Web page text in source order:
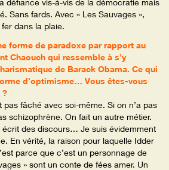
Sans fards. Avec « Les Sauvages »,
dans la plaie.
forme de paradoxe par rapport au
Chaouch qui ressemble à s’y
de Barack Obama. Ce qui
d’optimisme… Vous êtes-vous
?
pas fâché avec soi-même. Si on n’a pas
schizophrène. On fait un autre métier.
écrit des discours… Je suis évidemment
En vérité, la raison pour laquelle Idder
parce que c’est un personnage de
» sont un conte de fées amer. Un